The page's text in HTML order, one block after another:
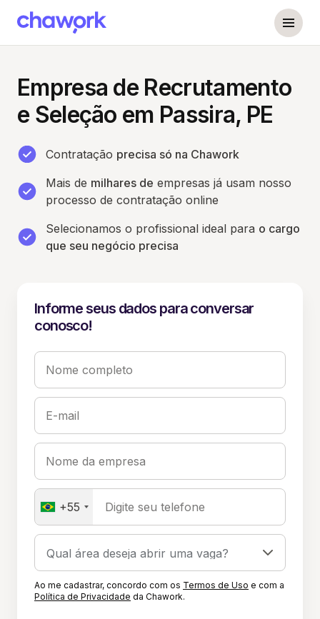
Empresa de Recrutamento
e Seleção em Passira, PE
Contratação precisa só na Chawork
Mais de milhares de empresas já usam nosso
processo de contratação online
Selecionamos o profissional ideal para o cargo
que seu negócio precisa
Informe seus dados para conversar
conosco!
Nome completo
E-mail
Nome da empresa
+55 Digite seu telefone
Ao me cadastrar, concordo com os Termos de Uso e com a
Política de Privacidade da Chawork.